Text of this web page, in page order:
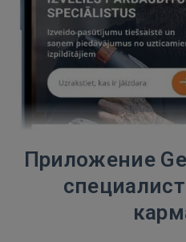
Приложение